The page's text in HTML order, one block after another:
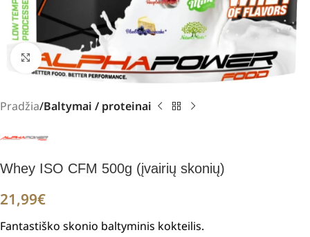
Padidinti
Pradžia Baltymai / proteinai
Whey ISO CFM 500g (įvairių skonių)
21,99€
Fantastiško skonio baltyminis kokteilis.